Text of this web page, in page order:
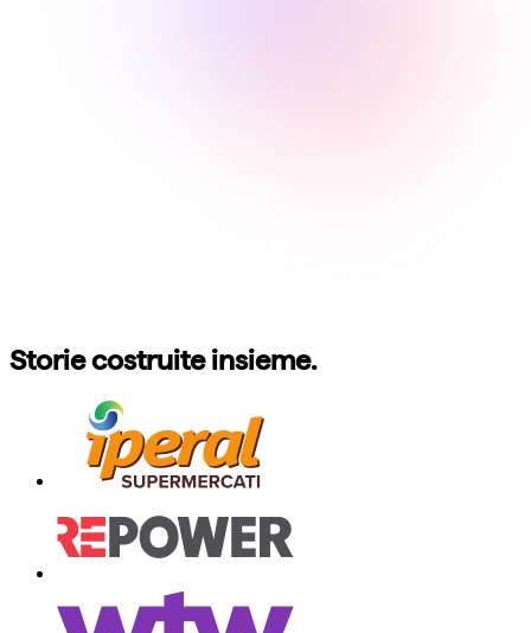
Storie costruite insieme.